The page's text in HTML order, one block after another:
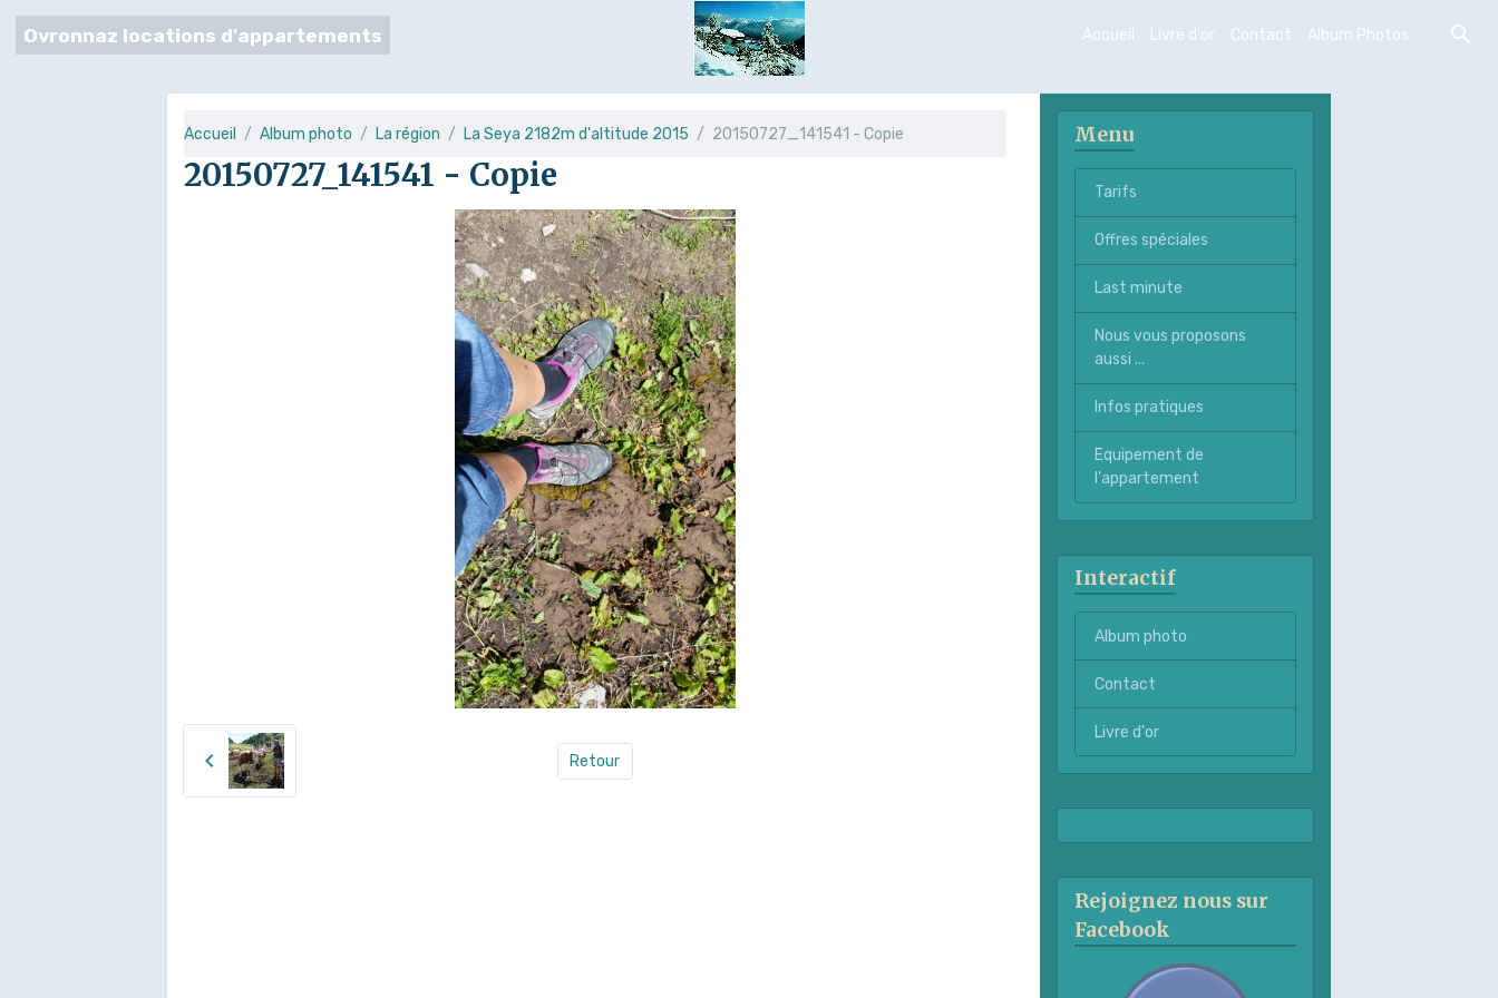
Ovronnaz locations d'appartements Accueil Livre d'or Contact Album Photos
Accueil Album photo La région La Seya 2182m d'altitude 2015 20150727_141541 - Copie
20150727_141541 - Copie
Retour
Menu
Tarifs
Offres spéciales
Last minute
Nous vous proposons
aussi ...
Infos pratiques
Equipement de
l'appartement
Interactif
Album photo
Contact
Livre d'or
Rejoignez nous sur
Facebook